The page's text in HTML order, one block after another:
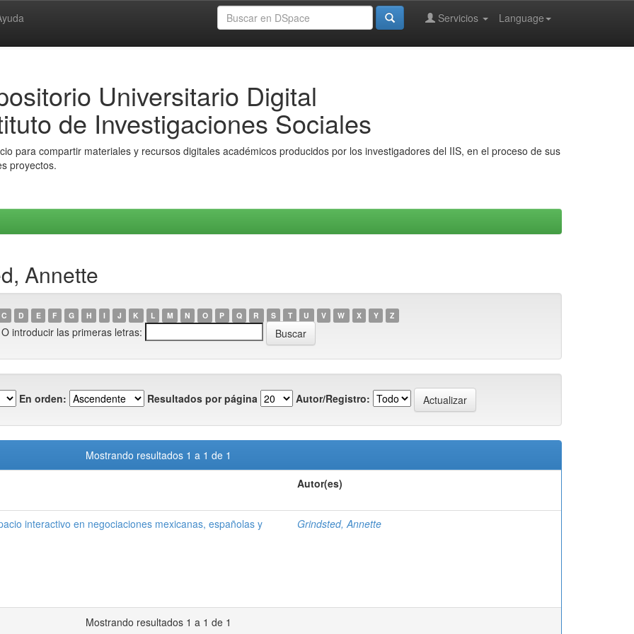
Language
Servicios
Universitario Digital
de Investigaciones Sociales
para compartir materiales y recursos digitales académicos producidos por los investigadores del IIS, en el proceso de sus
proyectos.
Annette
C D E F G H I J K L M N O P Q R S T U V W X Y Z
O introducir las primeras letras:
En orden: Resultados por página Autor/Registro:
Mostrando resultados 1 a 1 de 1
Autor(es)
interactivo en negociaciones mexicanas, españolas y
Grindsted, Annette
Mostrando resultados 1 a 1 de 1